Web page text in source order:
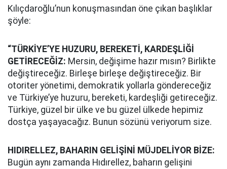
Kılıçdaroğlu’nun konuşmasından öne çıkan başlıklar
şöyle:
“TÜRKİYE’YE HUZURU, BEREKETİ, KARDEŞLİĞİ
GETİRECEĞİZ: Mersin, değişime hazır mısın? Birlikte
değiştireceğiz. Birleşe birleşe değiştireceğiz. Bir
otoriter yönetimi, demokratik yollarla göndereceğiz
ve Türkiye’ye huzuru, bereketi, kardeşliği getireceğiz.
Türkiye, güzel bir ülke ve bu güzel ülkede hepimiz
dostça yaşayacağız. Bunun sözünü veriyorum size.
HIDIRELLEZ, BAHARIN GELİŞİNİ MÜJDELİYOR BİZE:
Bugün aynı zamanda Hıdırellez, baharın gelişini